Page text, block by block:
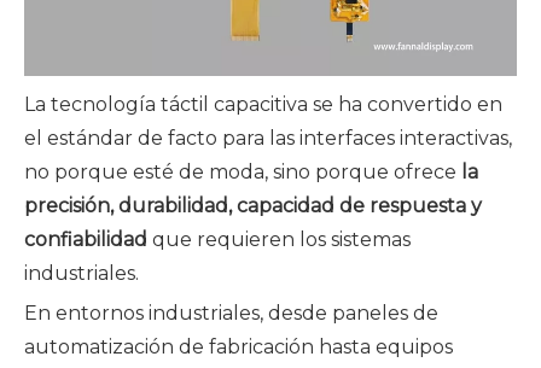
La tecnología táctil capacitiva se ha convertido en
el estándar de facto para las interfaces interactivas,
no porque esté de moda, sino porque ofrece la
precisión, durabilidad, capacidad de respuesta y
confiabilidad que requieren los sistemas
industriales.
En entornos industriales, desde paneles de
automatización de fabricación hasta equipos